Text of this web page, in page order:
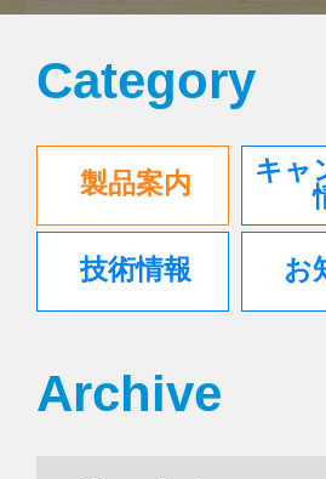
Category
製品案内
キャ
技術情報 お
Archive